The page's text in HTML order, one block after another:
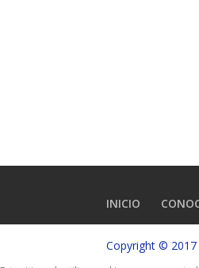
INICIO
Copyright ©